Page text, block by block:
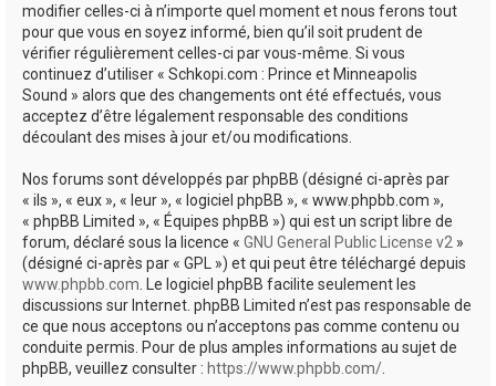
modifier celles-ci à n’importe quel moment et nous ferons tout
pour que vous en soyez informé, bien qu’il soit prudent de
vérifier régulièrement celles-ci par vous-même. Si vous
continuez d’utiliser « Schkopi.com : Prince et Minneapolis
Sound » alors que des changements ont été effectués, vous
acceptez d’être légalement responsable des conditions
découlant des mises à jour et/ou modifications.
Nos forums sont développés par phpBB (désigné ci-après par
« ils », « eux », « leur », « logiciel phpBB », « www.phpbb.com »,
« phpBB Limited », « Équipes phpBB ») qui est un script libre de
forum, déclaré sous la licence « GNU General Public License v2 »
(désigné ci-après par « GPL ») et qui peut être téléchargé depuis
www.phpbb.com . Le logiciel phpBB facilite seulement les
discussions sur Internet. phpBB Limited n’est pas responsable de
ce que nous acceptons ou n’acceptons pas comme contenu ou
conduite permis. Pour de plus amples informations au sujet de
phpBB, veuillez consulter : https://www.phpbb.com/